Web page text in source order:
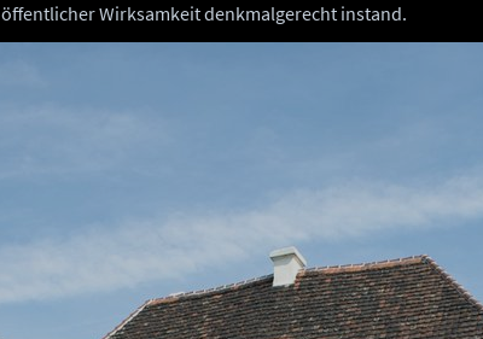
Wirksamkeit denkmalgerecht instand.